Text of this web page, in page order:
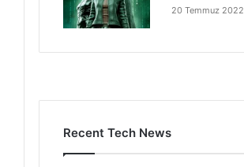
20 Temmuz 2022
Recent Tech News